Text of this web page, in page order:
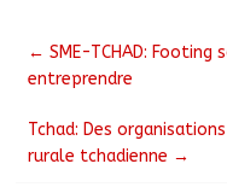
← SME-TCHAD:
entreprendre
Tchad: Des
rurale tchadienne →